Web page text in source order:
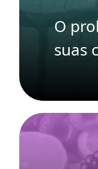
O
suas